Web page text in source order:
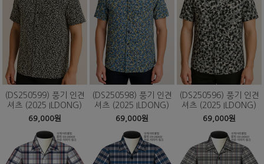
(DS250599) 풍기 인견
셔츠 (2025 ILDONG)
69,000원
(DS250598) 풍기 인견
셔츠 (2025 ILDONG)
69,000원
(DS250596) 풍기 인견
셔츠 (2025 ILDONG)
69,000원